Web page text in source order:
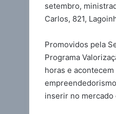
setembro,
Carlos, 821,
Promovidos pela
Programa
horas e
inserir no mercado